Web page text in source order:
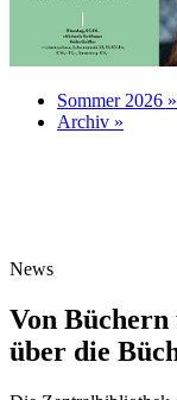
Sommer 2026 »
Archiv »
News
Von Büchern
über die